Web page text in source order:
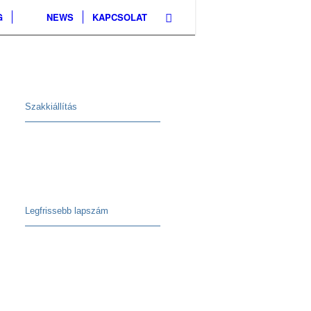
NEWS KAPCSOLAT
Szakkiállítás
Legfrissebb lapszám